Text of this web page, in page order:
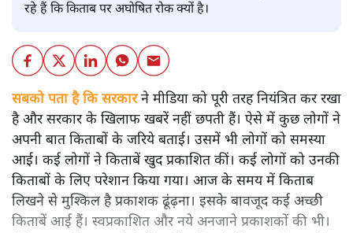
रहे हैं कि किताब पर अघोषित रोक क्यों है।
सबको पता है कि सरकारने मीडिया को पूरी तरह नियंत्रित कर रखा
है और सरकार के खिलाफ खबरें नहीं छपती हैं। ऐसे में कुछ लोगों ने
अपनी बात किताबों के जरिये बताई। उसमें भी लोगों को समस्या
आई। कई लोगों ने किताबें खुद प्रकाशित कीं। कई लोगों को उनकी
किताबों के लिए परेशान किया गया। आज के समय में किताब
लिखने से मुश्किल है प्रकाशक ढूंढ़ना। इसके बावजूद कई अच्छी
किताबें आई हैं। स्वप्रकाशित और नये अनजाने प्रकाशकों की भी।